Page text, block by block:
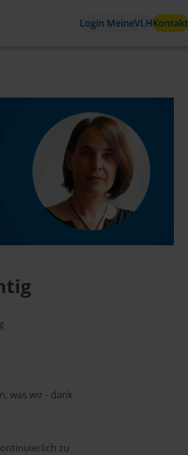
Login MeineVLHKontakt
was wir - dank
zu